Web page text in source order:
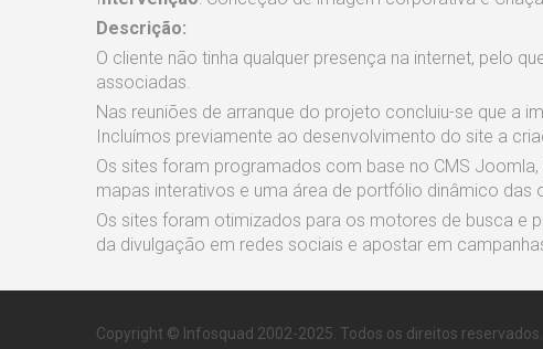
Descrição:
O cliente não tinha qualquer presença na internet, pelo
associadas.
Nas reuniões de arranque do projeto concluiu-se que a
Incluímos previamente ao desenvolvimento do site a
Os sites foram programados com base no CMS
mapas interativos e uma área de portfólio dinâmico das
Os sites foram otimizados para os motores de busca e
da divulgação em redes sociais e apostar em
Copyright © Infosquad 2002-2025. Todos os direitos reservados.